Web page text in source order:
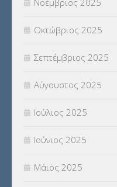
ΥΠΟΤΡΟΦΙΕΣ(28)
ΦΥΣΙΚΗ ΑΓΩΓΗ(692)
Χωρίς κατηγορία(55)
Νοέμβριος 2025
Οκτώβριος 2025
Σεπτέμβριος 2025
Αύγουστος 2025
Ιούλιος 2025
Ιούνιος 2025
Μάιος 2025